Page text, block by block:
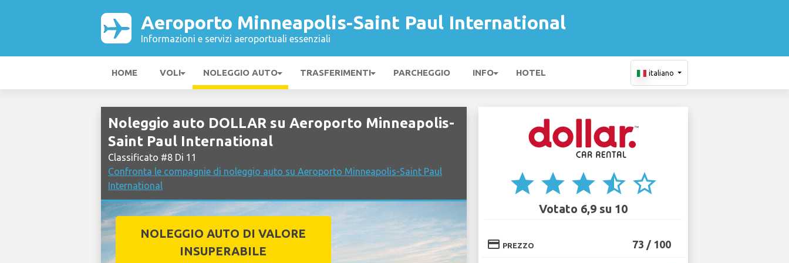
Aeroporto Minneapolis-Saint Paul International
Informazioni e servizi aeroportuali essenziali
HOME VOLI NOLEGGIO AUTO TRASFERIMENTI PARCHEGGIO INFO HOTEL italiano
Noleggio auto DOLLAR su Aeroporto Minneapolis-
Saint Paul International
Classificato #8 Di 11
Confronta le compagnie di noleggio auto su Aeroporto Minneapolis-Saint Paul
International
NOLEGGIO AUTO DI VALORE
INSUPERABILE
star star star star_half star_border
Votato 6,9 su 10
credit_card PREZZO 73 / 100